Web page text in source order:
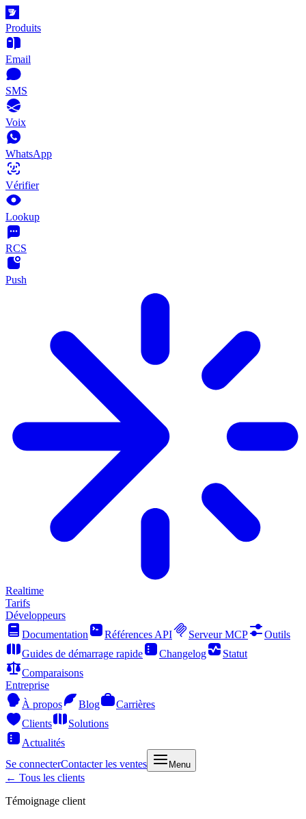
Produits
Email
SMS
Voix
WhatsApp
Vérifier
Lookup
RCS
Push
Realtime
Tarifs
Développeurs
Documentation
Références API Serveur MCP
Outils
Guides de démarrage rapide
Changelog
Statut
Comparaisons
Entreprise
À propos
Blog
Carrières
Clients
Solutions
Actualités
Se connecterContacter les ventes Menu
← Tous les clients
Témoignage client